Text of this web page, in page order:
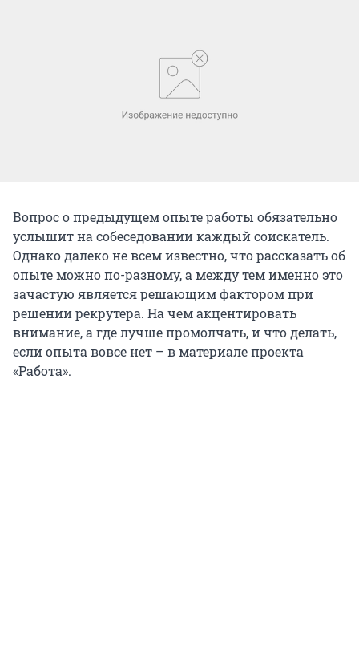
Вопрос о предыдущем опыте работы обязательно
услышит на собеседовании каждый соискатель.
Однако далеко не всем известно, что рассказать об
опыте можно по-разному, а между тем именно это
зачастую является решающим фактором при
решении рекрутера. На чем акцентировать
внимание, а где лучше промолчать, и что делать,
если опыта вовсе нет – в материале проекта
«Работа».